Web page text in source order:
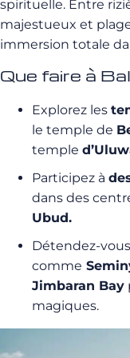
spirituelle. Entre
majestueux et
immersion totale
Que faire à
Explorez les
le temple de
temple
Participez à
dans des
Ubud.
Détendez-
comme
Jimbaran Bay
magiques.